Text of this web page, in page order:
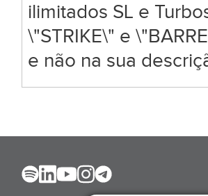
ilimitados SL e
\"STRIKE\" e
e não na sua